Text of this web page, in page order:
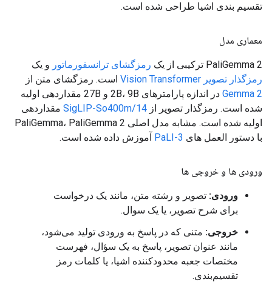
تقسیم بندی اشیا طراحی شده است.
معماری مدل
PaliGemma 2 ترکیبی از یک رمزگشای ترانسفورماتور و یک
رمزگذار تصویر Vision Transformer
است. رمزگشای متن از
Gemma 2
در اندازه پارامترهای 2B، 9B و 27B مقداردهی اولیه
شده است. رمزگذار تصویر از SigLIP-So400m/14 مقداردهی
اولیه شده است. مشابه مدل اصلی PaliGemma، PaliGemma 2
با دستور العمل های PaLI-3 آموزش داده شده است.
ورودی ها و خروجی ها
ورودی: تصویر و رشته متن، مانند یک درخواست
برای شرح تصویر، یا یک سوال.
خروجی: متنی که در پاسخ به ورودی تولید می‌شود،
مانند عنوان تصویر، پاسخ به یک سؤال، فهرست
مختصات جعبه محدودکننده اشیا، یا کلمات رمز
تقسیم‌بندی.